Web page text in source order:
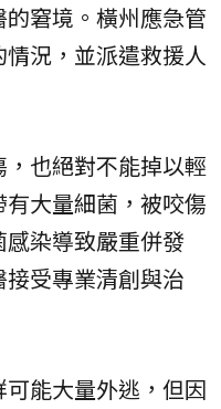
窘境。橫州應急管
況，並派遣救援人
，也絕對不能掉以輕
大量細菌，被咬傷
染導致嚴重併發
受專業清創與治
能大量外逃，但因